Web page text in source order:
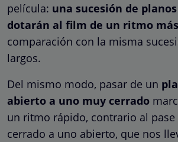
película: una sucesión de
dotarán al film de un ritmo
comparación con la misma
largos.
Del mismo modo, pasar de un
abierto a uno muy cerrado
un ritmo rápido, contrario al
cerrado a uno abierto, que nos